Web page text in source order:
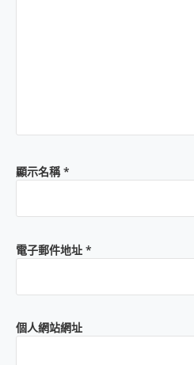
顯示名稱*
電子郵件地址 *
個人網站網址